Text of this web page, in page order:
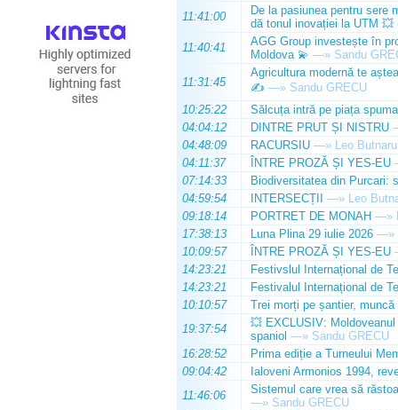
11:41:00
De la pasiunea pentru sere
dă tonul inovației la UTM 💥
11:40:41
AGG Group investește în
Moldova 💫 —» Sandu
11:31:45
Agricultura modernă te
✍️ —» Sandu GRECU
10:25:22
Sălcuța intră pe piața
04:04:12
DINTRE PRUT ȘI NISTRU
04:48:09
RACURSIU —» Leo Butnaru
04:11:37
ÎNTRE PROZĂ ȘI YES-EU
07:14:33
Biodiversitatea din Purcari:
04:59:54
INTERSECȚII —» Leo
09:18:14
PORTRET DE MONAH —»
17:38:13
Luna Plina 29 iulie 2026 —»
10:09:57
ÎNTRE PROZĂ ȘI YES-EU
14:23:21
Festivslul Internațional de
14:23:21
Festivalul Internațional de
10:10:57
Trei morți pe șantier, muncă
19:37:54
💥 EXCLUSIV:
spaniol —» Sandu GRECU
16:28:52
Prima ediție a Turneului
09:04:42
Ialoveni Armonios 1994,
11:46:06
Sistemul care vrea să
—» Sandu GRECU